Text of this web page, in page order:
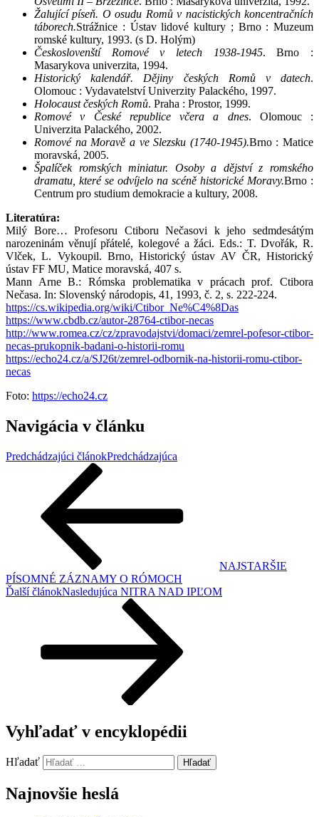
Žalující píseň. O osudu Romů v nacistických koncentračních
táborech.Strážnice : Ústav lidové kultury ; Brno : Muzeum
romské kultury, 1993. (s D. Holým)
Českoslovenští Romové v letech 1938-1945. Brno :
Masarykova univerzita, 1994.
Historický kalendář. Dějiny českých Romů v datech.
Olomouc : Vydavatelství Univerzity Palackého, 1997.
Holocaust českých Romů. Praha : Prostor, 1999.
Romové v České republice včera a dnes. Olomouc :
Univerzita Palackého, 2002.
Romové na Moravě a ve Slezsku (1740-1945).Brno : Matice
moravská, 2005.
Špalíček romských miniatur. Osoby a dějství z romského
dramatu, které se odvíjelo na scéně historické Moravy.Brno :
Centrum pro studium demokracie a kultury, 2008.
Literatúra:
Milý Bore… Profesoru Ctiboru Nečasovi k jeho sedmdesátým
narozeninám věnují přátelé, kolegové a žáci. Eds.: T. Dvořák, R.
Vlček, L. Vykoupil. Brno, Historický ústav AV ČR, Historický
ústav FF MU, Matice moravská, 407 s.
Mann Arne B.: Rómska problematika v prácach prof. Ctibora
Nečasa. In: Slovenský národopis, 41, 1993, č. 2, s. 222-224.
https://cs.wikipedia.org/wiki/Ctibor_Ne%C4%8Das
https://www.cbdb.cz/autor-28764-ctibor-necas
http://www.romea.cz/cz/zpravodajstvi/domaci/zemrel-pofesor-ctibor-
necas-prukopnik-badani-o-historii-romu
https://echo24.cz/a/SJ26t/zemrel-odbornik-na-historii-romu-ctibor-
necas
Foto: https://echo24.cz
Navigácia v článku
Predchádzajúci článokPredchádzajúca
NAJSTARŠIE
PÍSOMNÉ ZÁZNAMY O RÓMOCH
Ďalší článokNasledujúca NITRA NAD IPĽOM
Vyhľadať v encyklopédii
Hľadať Hľadať
Najnovšie heslá